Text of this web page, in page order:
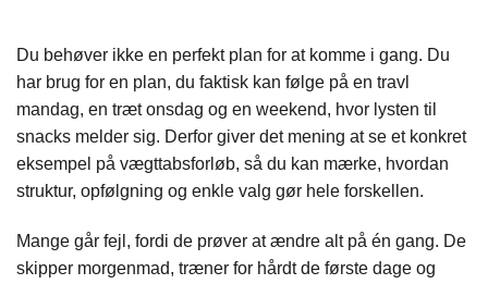
Du behøver ikke en perfekt plan for at komme i gang. Du
har brug for en plan, du faktisk kan følge på en travl
mandag, en træt onsdag og en weekend, hvor lysten til
snacks melder sig. Derfor giver det mening at se et konkret
eksempel på vægttabsforløb, så du kan mærke, hvordan
struktur, opfølgning og enkle valg gør hele forskellen.
Mange går fejl, fordi de prøver at ændre alt på én gang. De
skipper morgenmad, træner for hårdt de første dage og